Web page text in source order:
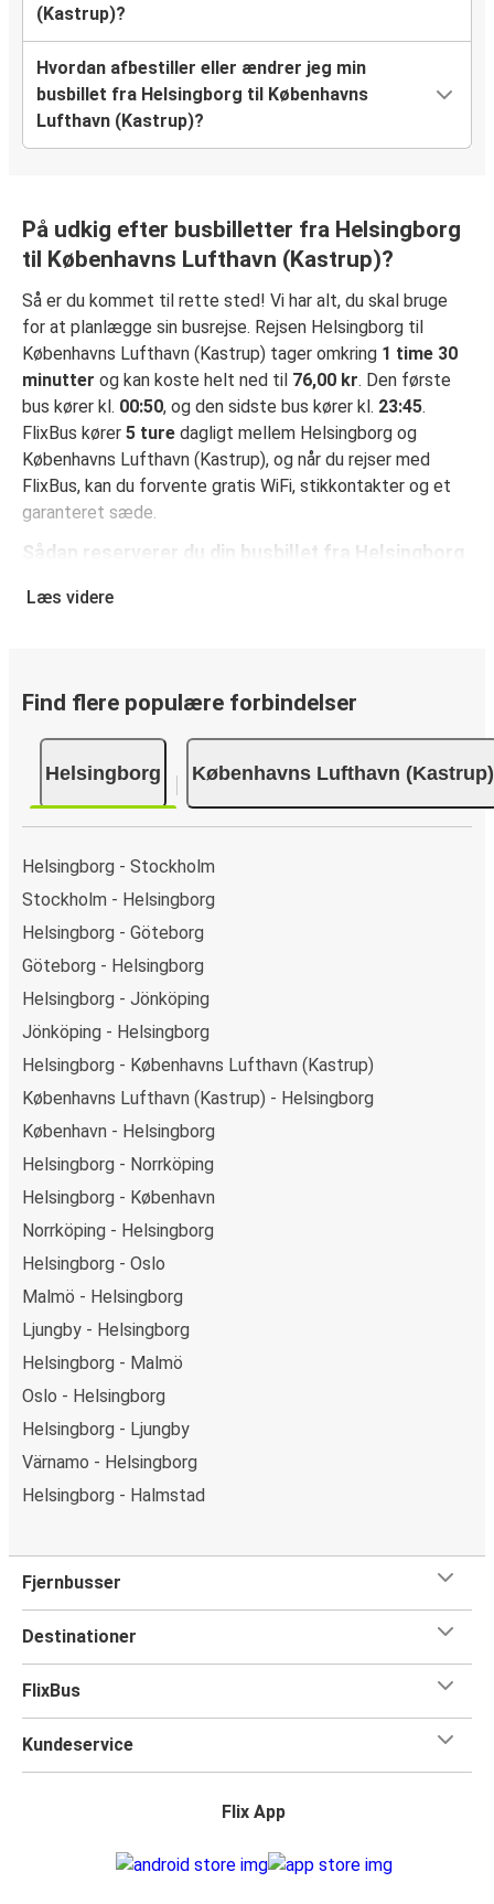
(Kastrup)?
Hvordan afbestiller eller ændrer jeg min
busbillet fra Helsingborg til Københavns
Lufthavn (Kastrup)?
På udkig efter busbilletter fra Helsingborg
til Københavns Lufthavn (Kastrup)?
Så er du kommet til rette sted! Vi har alt, du skal bruge
for at planlægge sin busrejse. Rejsen Helsingborg til
Københavns Lufthavn (Kastrup) tager omkring 1 time 30
minutter og kan koste helt ned til 76,00 kr. Den første
bus kører kl. 00:50, og den sidste bus kører kl. 23:45.
FlixBus kører 5 ture dagligt mellem Helsingborg og
Københavns Lufthavn (Kastrup), og når du rejser med
FlixBus, kan du forvente gratis WiFi, stikkontakter og et
garanteret sæde.
Sådan reserverer du din busbillet fra Helsingborg
billet fra Helsingborg til Københavns Lufthavn (Kastrup)
Pay og Apple Pay. Du kan også betale kontant ombord
eller ved et salgssted.
Læs videre
Find flere populære forbindelser
Helsingborg Københavns Lufthavn (Kastrup)
Helsingborg - Stockholm
Stockholm - Helsingborg
Helsingborg - Göteborg
Göteborg - Helsingborg
Helsingborg - Jönköping
Jönköping - Helsingborg
Helsingborg - Københavns Lufthavn (Kastrup)
Københavns Lufthavn (Kastrup) - Helsingborg
København - Helsingborg
Helsingborg - Norrköping
Helsingborg - København
Norrköping - Helsingborg
Helsingborg - Oslo
Malmö - Helsingborg
Ljungby - Helsingborg
Helsingborg - Malmö
Oslo - Helsingborg
Helsingborg - Ljungby
Värnamo - Helsingborg
Helsingborg - Halmstad
Fjernbusser
Destinationer
FlixBus
Kundeservice
Flix App